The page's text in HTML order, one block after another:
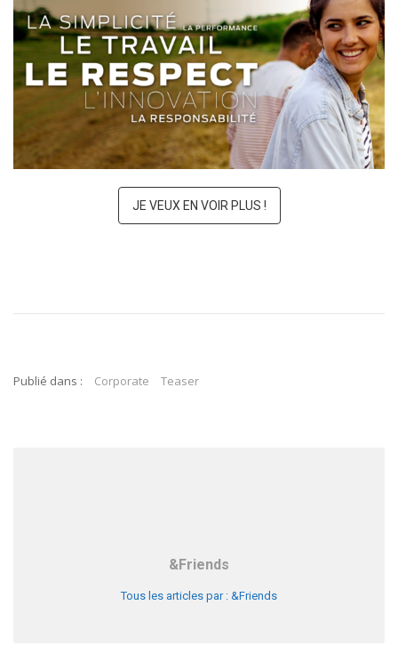
PROCANAR
JE VEUX EN VOIR PLUS !
Publié dans : Corporate Teaser
&Friends
Tous les articles par : &Friends